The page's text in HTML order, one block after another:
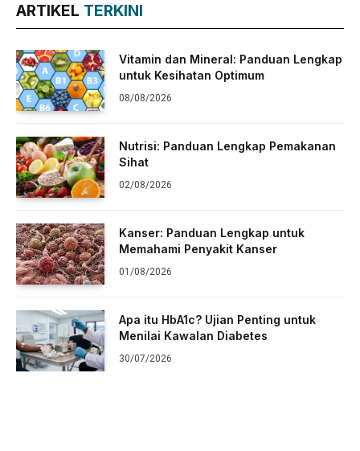
ARTIKEL TERKINI
Vitamin dan Mineral: Panduan Lengkap
untuk Kesihatan Optimum
08/08/2026
Nutrisi: Panduan Lengkap Pemakanan
Sihat
02/08/2026
Kanser: Panduan Lengkap untuk
Memahami Penyakit Kanser
01/08/2026
Apa itu HbA1c? Ujian Penting untuk
Menilai Kawalan Diabetes
30/07/2026